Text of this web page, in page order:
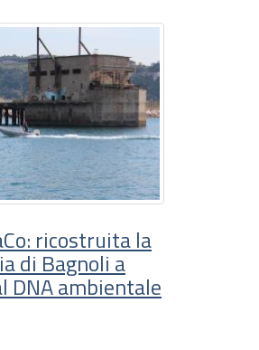
ricostruita la
di Bagnoli a
DNA ambientale